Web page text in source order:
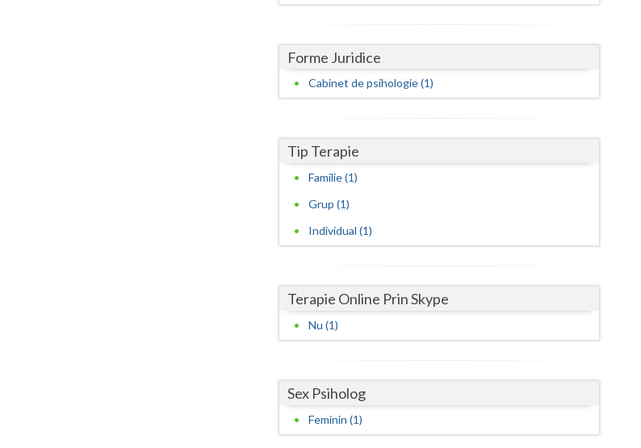
Giurgiu
Iasi
Maramures
Mehedinti
Neamt
Olt
Forme Juridice
Cabinet de psihologie (1)
Tip Terapie
Familie (1)
Grup (1)
Individual (1)
Terapie Online Prin Skype
Nu (1)
Sex Psiholog
Feminin (1)